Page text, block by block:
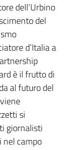
dell’Urbino
del
d’Italia a
è il frutto di
al futuro del
si
giornalisti
nel campo